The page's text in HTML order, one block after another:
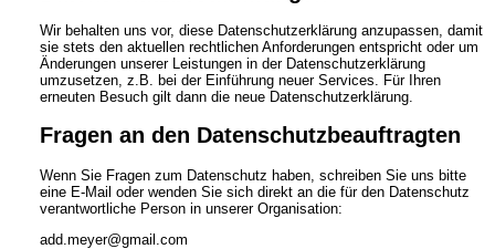
Wir behalten uns vor, diese Datenschutzerklärung anzupassen, damit
sie stets den aktuellen rechtlichen Anforderungen entspricht oder um
Änderungen unserer Leistungen in der Datenschutzerklärung
umzusetzen, z.B. bei der Einführung neuer Services. Für Ihren
erneuten Besuch gilt dann die neue Datenschutzerklärung.
Fragen an den Datenschutzbeauftragten
Wenn Sie Fragen zum Datenschutz haben, schreiben Sie uns bitte
eine E-Mail oder wenden Sie sich direkt an die für den Datenschutz
verantwortliche Person in unserer Organisation:
add.meyer@gmail.com